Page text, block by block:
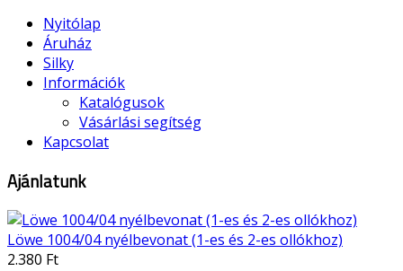
Nyitólap
Áruház
Silky
Információk
Katalógusok
Vásárlási segítség
Kapcsolat
Ajánlatunk
Löwe 1004/04 nyélbevonat (1-es és 2-es ollókhoz)
2.380 Ft